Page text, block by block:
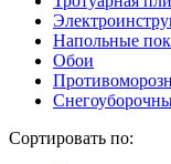
Напольные
Обои
Сортировать по: